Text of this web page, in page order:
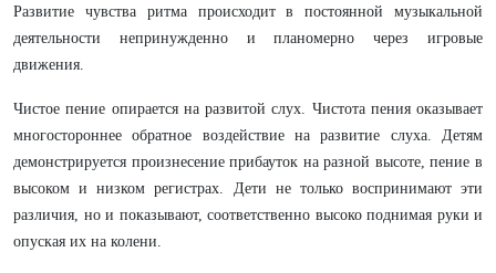
Развитие чувства ритма происходит в постоянной музыкальной
деятельности непринужденно и планомерно через игровые
движения.
Чистое пение опирается на развитой слух. Чистота пения оказывает
многостороннее обратное воздействие на развитие слуха. Детям
демонстрируется произнесение прибауток на разной высоте, пение в
высоком и низком регистрах. Дети не только воспринимают эти
различия, но и показывают, соответственно высоко поднимая руки и
опуская их на колени.